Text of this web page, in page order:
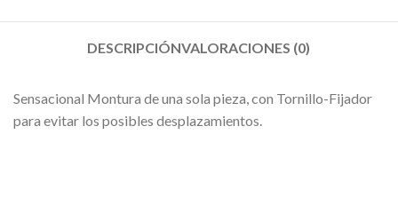
DESCRIPCIÓNVALORACIONES (0)
Sensacional Montura de una sola pieza, con Tornillo-Fijador
para evitar los posibles desplazamientos.